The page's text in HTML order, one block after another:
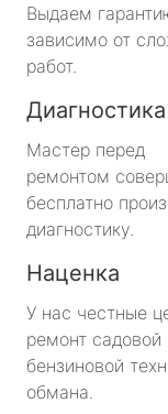
Выдаем
зависимо от
работ.
Диагностика
Мастер перед
ремонтом
бесплатно
диагностику.
Наценка
У нас честные
ремонт садовой
бензиновой
обмана.